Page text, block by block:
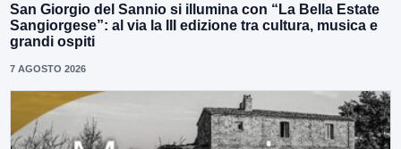
San Giorgio del Sannio si illumina con “La Bella Estate
Sangiorgese”: al via la III edizione tra cultura, musica e
grandi ospiti
7 AGOSTO 2026